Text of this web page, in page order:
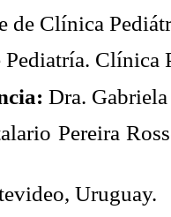
de Clínica
Pediatría. Clínica
Dra.
Pereira
Uruguay.